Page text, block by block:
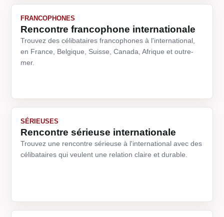
FRANCOPHONES
Rencontre francophone internationale
Trouvez des célibataires francophones à l'international,
en France, Belgique, Suisse, Canada, Afrique et outre-
mer.
SÉRIEUSES
Rencontre sérieuse internationale
Trouvez une rencontre sérieuse à l'international avec des
célibataires qui veulent une relation claire et durable.